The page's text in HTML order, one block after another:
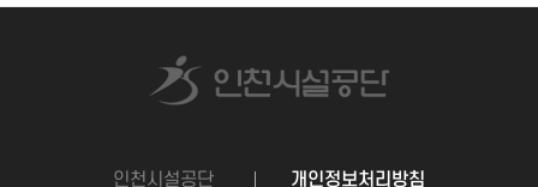
인천시설공단 개인정보처리방침